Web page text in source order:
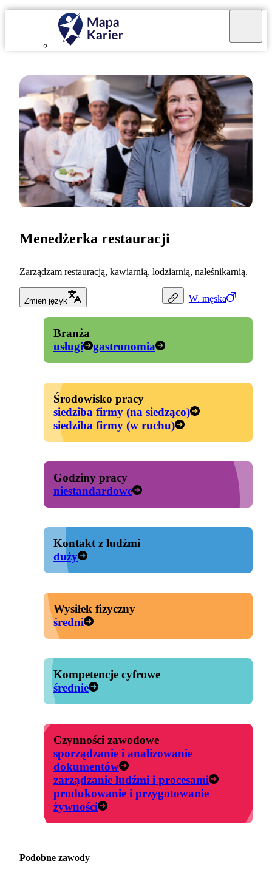
W. męska
Menedżerka restauracji
Zarządzam restauracją, kawiarnią, lodziarnią, naleśnikarnią.
Zmień język
Branża
usługi
gastronomia
Środowisko pracy
siedziba firmy (na siedząco)
siedziba firmy (w ruchu)
Godziny pracy
niestandardowe
Kontakt z ludźmi
duży
Wysiłek fizyczny
średni
Kompetencje cyfrowe
średnie
Czynności zawodowe
sporządzanie i analizowanie
dokumentów
zarządzanie ludźmi i procesami
produkowanie i przygotowanie
żywności
Podobne zawody